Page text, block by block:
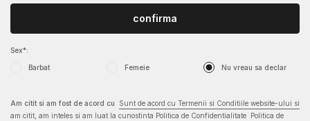
Sex*:
Barbat Femeie Nu vreau sa declar
confirma
Am citit si am fost de acord cu
Sunt de acord cu Termenii si Conditiile website-ului si
am citit, am inteles si am luat la cunostinta Politica de Confidentialitate
Politica de